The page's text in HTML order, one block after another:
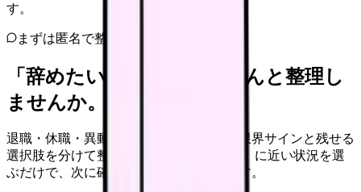
す。
まずは匿名で整理
「辞めたい」を、カンゴさんと整理し
ませんか。
退職・休職・異動を急いで決める前に、限界サインと残せる
選択肢を分けて整理します。 「辞めたい」に近い状況を選
ぶだけで、次に確認することまで進めます。